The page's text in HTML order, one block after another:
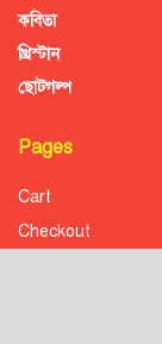
কবিতা
খ্রিস্টান
ছোটগল্প
Pages
Cart
Checkout